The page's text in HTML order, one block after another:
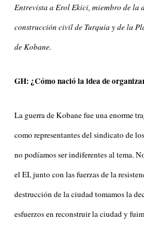
Entrevista a Erol Ekici, miembro de la
construcción civil de Turquía y de la
de Kobane.
GH: ¿Cómo nació la idea de
La guerra de Kobane fue una enorme
como representantes del sindicato de
no podíamos ser indiferentes al tema.
el EI, junto con las fuerzas de la
destrucción de la ciudad tomamos la
esfuerzos en reconstruir la ciudad y